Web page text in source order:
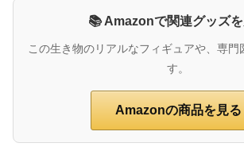
📚 Amazonで関連グッズ
この生き物のリアルなフィギュアや、専門
す。
Amazonの商品を見る